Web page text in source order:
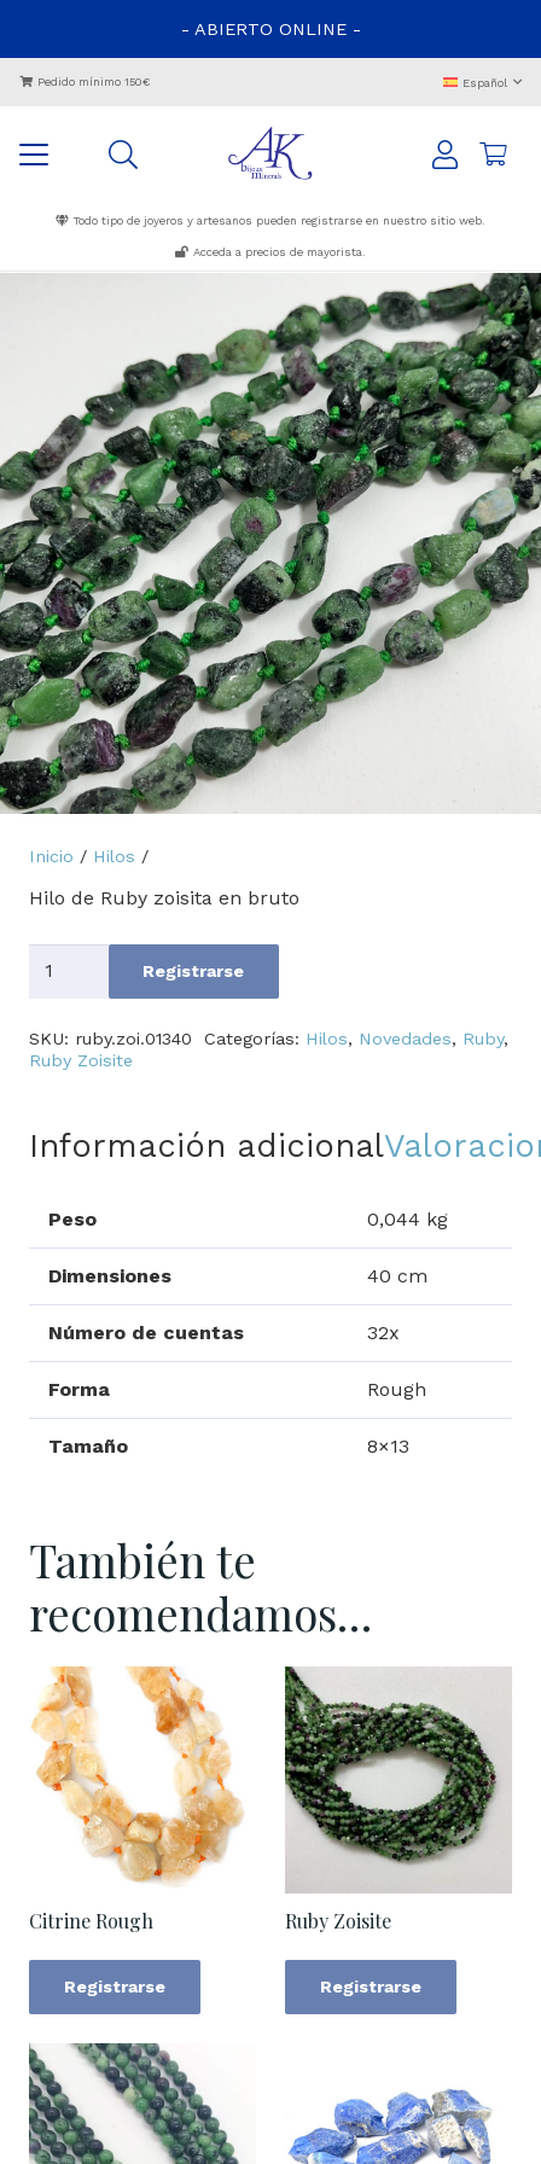
- ABIERTO ONLINE -
Pedido mínimo 150€ Español
Todo tipo de joyeros y artesanos pueden registrarse en nuestro sitio web.
Acceda a precios de mayorista.
Inicio / Hilos /
Hilo de Ruby zoisita en bruto
Cantidad Registrarse
SKU: ruby.zoi.01340 Categorías: Hilos, Novedades, Ruby,
Ruby Zoisite
Información adicional
Peso 0,044 kg
Dimensiones 40 cm
Número de cuentas 32x
Forma Rough
Tamaño 8×13
También te
recomendamos…
Citrine Rough
Registrarse
Ruby Zoisite
Registrarse